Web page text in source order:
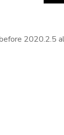
2020.2.5